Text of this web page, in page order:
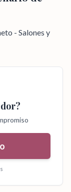
- Salones y